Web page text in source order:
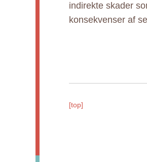
indirekte skader
konsekvenser af
[top]